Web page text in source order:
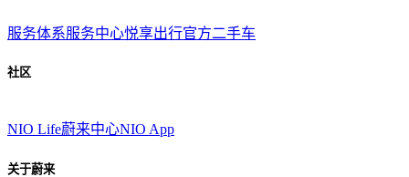
服务体系服务中心悦享出行官方二手车
社区
NIO Life蔚来中心NIO App
关于蔚来